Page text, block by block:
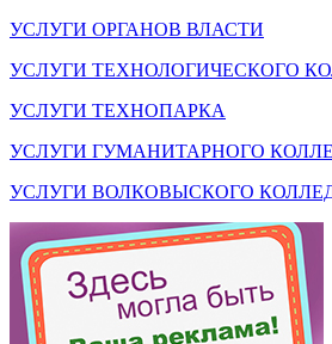
УСЛУГИ ОРГАНОВ ВЛАСТИ
УСЛУГИ ТЕХНОЛОГИЧЕСКОГО
УСЛУГИ ТЕХНОПАРКА
УСЛУГИ ГУМАНИТАРНОГО
УСЛУГИ ВОЛКОВЫСКОГО